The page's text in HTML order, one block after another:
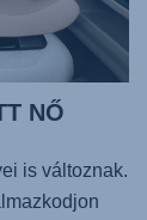
NŐ
is változnak.